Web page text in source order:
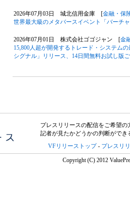
2026年07月03日 城北信用金庫 [金融・保
世界最大級のメタバースイベント「バーチ
2026年07月01日 株式会社ゴゴジャン [金
15,800人超が開発するトレード・システム
シグナル」リリース、14日間無料お試し版
プレスリリースの配信をご希望の
記者が見たかどうかの判断がで
VFリリーストップ- プレスリ
Copyright (C) 2012